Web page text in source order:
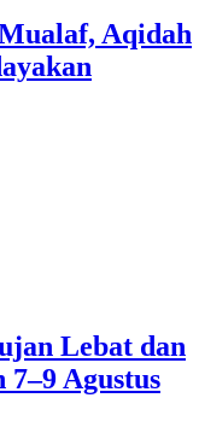
Aqidah
Lebat dan
Agustus